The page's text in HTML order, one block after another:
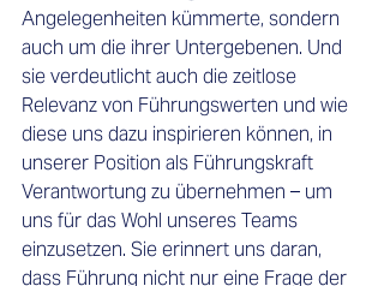
Angelegenheiten kümmerte, sondern
auch um die ihrer Untergebenen. Und
sie verdeutlicht auch die zeitlose
Relevanz von Führungswerten und wie
diese uns dazu inspirieren können, in
unserer Position als Führungskraft
Verantwortung zu übernehmen – um
uns für das Wohl unseres Teams
einzusetzen. Sie erinnert uns daran,
dass Führung nicht nur eine Frage der